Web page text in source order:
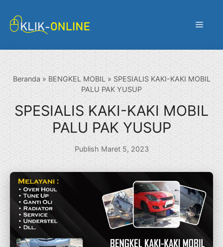
Menu
Beranda » BENGKEL MOBIL » SPESIALIS KAKI-KAKI MOBIL
PALU PAK YUSUP
SPESIALIS KAKI-KAKI MOBIL
PALU PAK YUSUP
Publish Maret 5, 2023